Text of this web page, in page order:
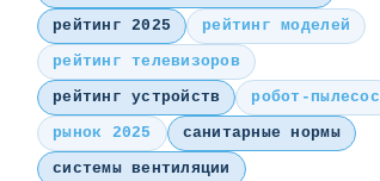
рейтинг 2025
рейтинг моделей
рейтинг телевизоров
рейтинг устройств
робот-пылесос
рынок 2025
санитарные нормы
системы вентиляции